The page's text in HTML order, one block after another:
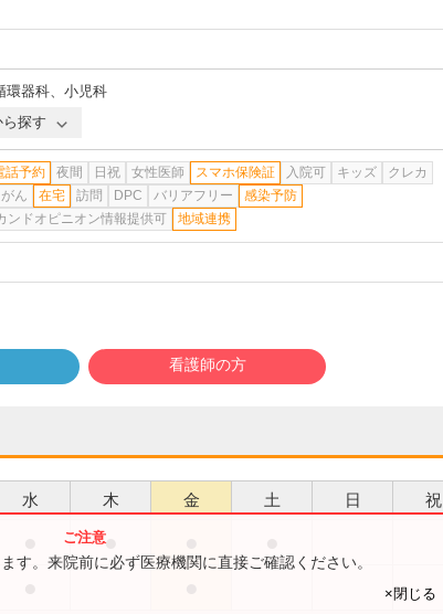
環器科、 小児科
探す
話予約 夜間 日祝 女性医師 スマホ保険証 入院可 キッズ
クレカ
がん 在宅 訪問 DPC バリアフリー
感染予防
ンドオピニオン情報提供可 地域連携
看護師の方
水 木 金 土 日 祝
●
す。来院前に必ず医療機関に直接ご確認ください。
×閉じる